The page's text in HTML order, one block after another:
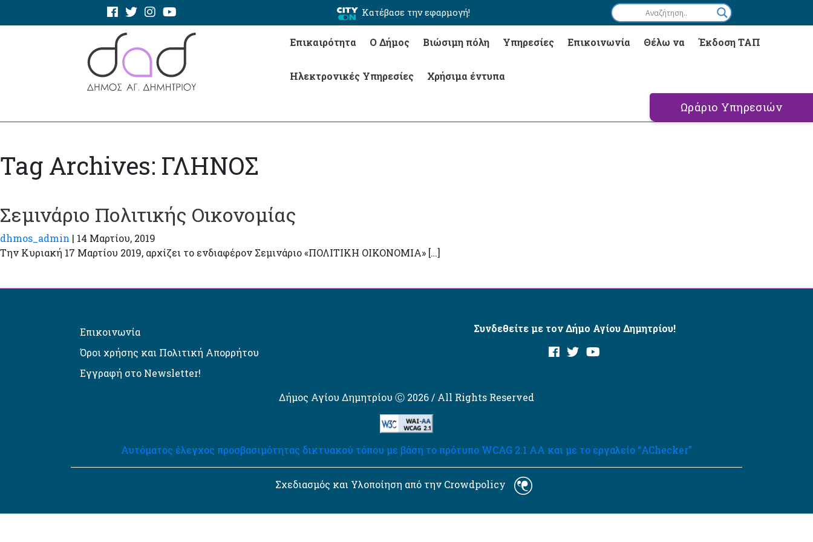
Κατέβασε την εφαρμογή!
Επικαιρότητα Ο Δήμος Βιώσιμη πόλη Υπηρεσίες Επικοινωνία Θέλω να Έκδοση ΤΑΠ
Ηλεκτρονικές Υπηρεσίες Χρήσιμα έντυπα
Ωράριο Υπηρεσιών
Tag Archives: ΓΛΗΝΟΣ
Σεμινάριο Πολιτικής Οικονομίας
dhmos_admin | 14 Μαρτίου, 2019
Την Κυριακή 17 Μαρτίου 2019, αρχίζει το ενδιαφέρον Σεμινάριο «ΠΟΛΙΤΙΚΗ ΟΙΚΟΝΟΜΙΑ» […]
Επικοινωνία
Όροι χρήσης και Πολιτική Απορρήτου
Εγγραφή στο Newsletter!
Συνδεθείτε με τον Δήμο Αγίου Δημητρίου!
Δήμος Αγίου Δημητρίου Ⓒ 2026 / All Rights Reserved
Αυτόματος έλεγχος προσβασιμότητας δικτυακού τόπου με βάση το πρότυπο WCAG 2.1 AA και με το εργαλείο “AChecker”
Σχεδιασμός και Υλοποίηση από την Crowdpolicy